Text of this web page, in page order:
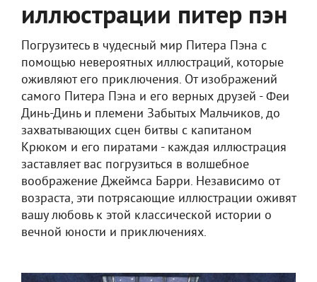
иллюстрации питер пэн
Погрузитесь в чудесный мир Питера Пэна с
помощью невероятных иллюстраций, которые
оживляют его приключения. От изображений
самого Питера Пэна и его верных друзей - Феи
Динь-Динь и племени Забытых Мальчиков, до
захватывающих сцен битвы с капитаном
Крюком и его пиратами - каждая иллюстрация
заставляет вас погрузиться в волшебное
воображение Джеймса Барри. Независимо от
возраста, эти потрясающие иллюстрации оживят
вашу любовь к этой классической истории о
вечной юности и приключениях.